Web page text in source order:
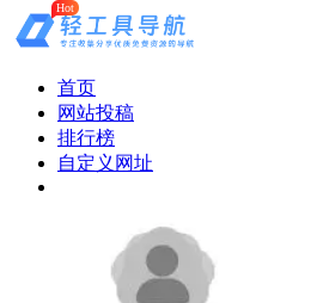
首页
网站投稿
排行榜
Hot
自定义网址